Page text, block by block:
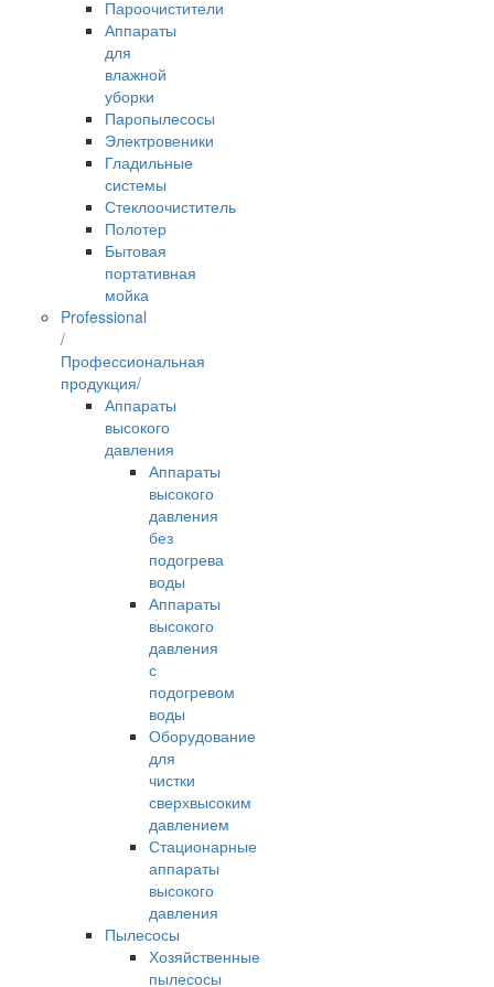
Пароочистители
Аппараты
для
влажной
уборки
Паропылесосы
Электровеники
Гладильные
системы
Стеклоочиститель
Полотер
Бытовая
портативная
мойка
Professional
/
Профессиональная
продукция/
Аппараты
высокого
давления
Аппараты
высокого
давления
без
подогрева
воды
Аппараты
высокого
давления
с
подогревом
воды
Оборудование
для
чистки
сверхвысоким
давлением
Стационарные
аппараты
высокого
давления
Пылесосы
Хозяйственные
пылесосы